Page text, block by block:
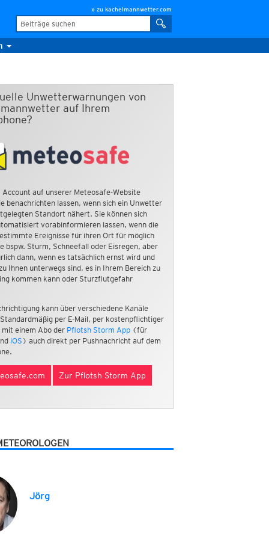
» zu kachelmannwetter.com
Unwetterwarnungen von
auf Ihrem
Account auf unserer Meteosafe-Website
benachrichten lassen, wenn sich ein Unwetter
Standort nähert. Sie können sich
vorabinformieren lassen, wenn die
Ereignisse für ihren Ort für möglich
bspw. Sturm, Schneefall oder Eisregen, aber
dann, wenn es tatsächlich ernst wird und
Ihnen unterwegs sind, es in Ihrem Bereich zu
kommen kann oder Sturzflutgefahr
kann über verschiedene Kanäle
per E-Mail, per kostenpflichtiger
mit einem Abo der Pflotsh Storm App(für
iOS ) auch direkt per Pushnachricht auf dem
Zur Pflotsh Storm App
Jörg